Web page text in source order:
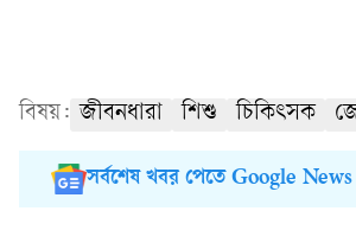
বিষয়: জীবনধারা শিশু চিকিৎসক
সর্বশেষ খবর পেতে Google